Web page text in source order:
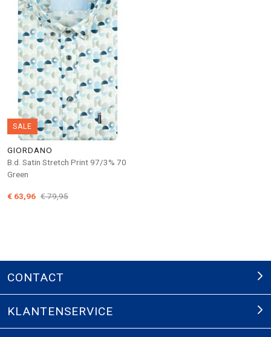
SALE
GIORDANO
B.d. Satin Stretch Print 97/3% 70
Green
€ 63,96 € 79,95
CONTACT
KLANTENSERVICE